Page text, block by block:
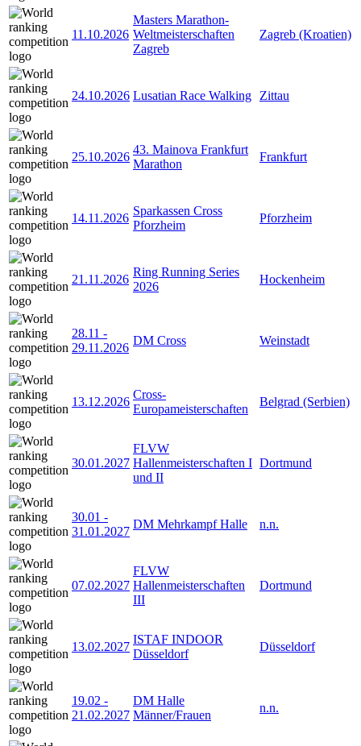
11.10.2026
Masters Marathon-
Weltmeisterschaften
Zagreb
Zagreb (Kroatien)
24.10.2026 Lusatian Race Walking Zittau
25.10.2026
43. Mainova Frankfurt
Marathon
Frankfurt
14.11.2026
Sparkassen Cross
Pforzheim
Pforzheim
21.11.2026
Ring Running Series
2026
Hockenheim
28.11 -
29.11.2026
DM Cross Weinstadt
13.12.2026
Cross-
Europameisterschaften
Belgrad (Serbien)
30.01.2027
FLVW
Hallenmeisterschaften I
und II
Dortmund
30.01 -
31.01.2027
DM Mehrkampf Halle n.n.
07.02.2027
FLVW
Hallenmeisterschaften
III
Dortmund
13.02.2027
ISTAF INDOOR
Düsseldorf
Düsseldorf
19.02 -
21.02.2027
DM Halle
Männer/Frauen
n.n.